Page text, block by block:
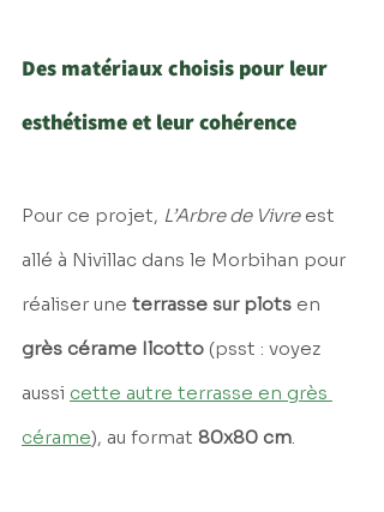
Des matériaux choisis pour leur
esthétisme et leur cohérence
Pour ce projet, L’Arbre de Vivre est
allé à Nivillac dans le Morbihan pour
réaliser une terrasse sur plots en
grès cérame Ilcotto (psst : voyez
aussi cette autre terrasse en grès
cérame), au format 80x80 cm.